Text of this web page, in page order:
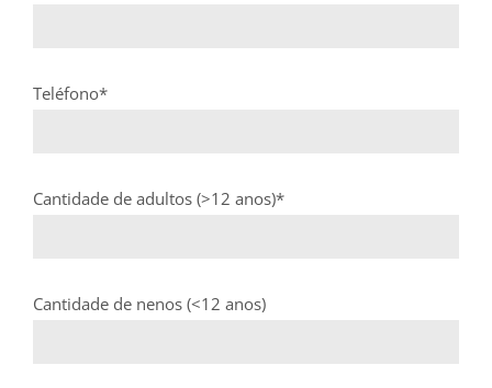
Teléfono*
Cantidade de adultos (>12 anos)*
Cantidade de nenos (<12 anos)